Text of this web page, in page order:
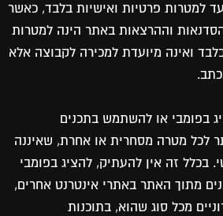
למטרות פרטיות ואישיות בלבד, כאשר
וההרצאות באתר הינה למטרות
ואינה מיועדת למכירה לקבוצה אלא
בפומבי או להשתמש בתכנים
לכל מטרה מסחרית או אחרת, שאיננה
בכלל זה אין להעתיק, להציג בפומבי
מתוך האתר באתרי אינטרנט אחרים,
מכל סוג שהוא, בתוכנות